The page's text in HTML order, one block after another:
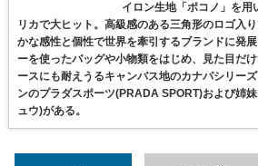
イロン生地「ポコノ」を用
リカで大ヒット。高級感のある三角形のロゴ入
かな感性と個性で世界を牽引するブランドに発
ーを使ったバッグや小物類をはじめ、見た目だ
ースにも耐えうるキャンバス地のカナパシリー
ンのプラダスポーツ(PRADA SPORT)および姉
ュウ)がある。